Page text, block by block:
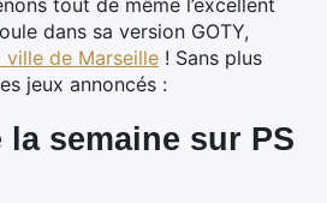
tout de même l’excellent
dans sa version GOTY,
ville de Marseille ! Sans plus
jeux annoncés :
la semaine sur PS